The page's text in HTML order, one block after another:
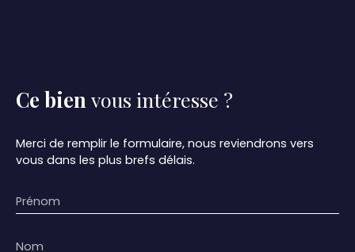
Ce bien vous intéresse ?
Merci de remplir le formulaire, nous reviendrons vers
vous dans les plus brefs délais.
Prénom
Nom